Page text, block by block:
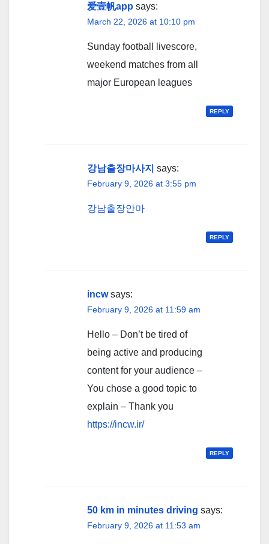
爱壹帆app says:
March 22, 2026 at 10:10 pm
Sunday football livescore,
weekend matches from all
major European leagues
REPLY
강남출장마사지 says:
February 9, 2026 at 3:55 pm
강남출장안마
REPLY
incw says:
February 9, 2026 at 11:59 am
Hello – Don’t be tired of
being active and producing
content for your audience –
You chose a good topic to
explain – Thank you
https://incw.ir/
REPLY
50 km in minutes driving says:
February 9, 2026 at 11:53 am